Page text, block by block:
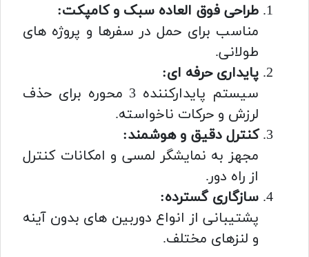
طراحی فوق العاده سبک و کامپکت:
مناسب برای حمل در سفرها و پروژه های
طولانی.
پایداری حرفه ای:
سیستم پایدارکننده 3 محوره برای حذف
لرزش و حرکات ناخواسته.
کنترل دقیق و هوشمند:
مجهز به نمایشگر لمسی و امکانات کنترل
از راه دور.
سازگاری گسترده:
پشتیبانی از انواع دوربین های بدون آینه
و لنزهای مختلف.